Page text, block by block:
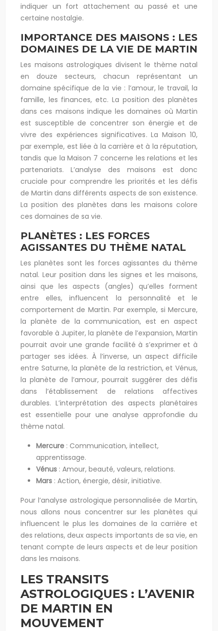
indiquer un fort attachement au passé et une
certaine nostalgie.
IMPORTANCE DES MAISONS : LES
DOMAINES DE LA VIE DE MARTIN
Les maisons astrologiques divisent le thème natal
en douze secteurs, chacun représentant un
domaine spécifique de la vie : l’amour, le travail, la
famille, les finances, etc. La position des planètes
dans ces maisons indique les domaines où Martin
est susceptible de concentrer son énergie et de
vivre des expériences significatives. La Maison 10,
par exemple, est liée à la carrière et à la réputation,
tandis que la Maison 7 concerne les relations et les
partenariats. L’analyse des maisons est donc
cruciale pour comprendre les priorités et les défis
de Martin dans différents aspects de son existence.
La position des planètes dans les maisons colore
ces domaines de sa vie.
PLANÈTES : LES FORCES
AGISSANTES DU THÈME NATAL
Les planètes sont les forces agissantes du thème
natal. Leur position dans les signes et les maisons,
ainsi que les aspects (angles) qu’elles forment
entre elles, influencent la personnalité et le
comportement de Martin. Par exemple, si Mercure,
la planète de la communication, est en aspect
favorable à Jupiter, la planète de l’expansion, Martin
pourrait avoir une grande facilité à s’exprimer et à
partager ses idées. À l’inverse, un aspect difficile
entre Saturne, la planète de la restriction, et Vénus,
la planète de l’amour, pourrait suggérer des défis
dans l’établissement de relations affectives
durables. L’interprétation des aspects planétaires
est essentielle pour une analyse approfondie du
thème natal.
Mercure : Communication, intellect,
apprentissage.
Vénus : Amour, beauté, valeurs, relations.
Mars : Action, énergie, désir, initiative.
Pour l’analyse astrologique personnalisée de Martin,
nous allons nous concentrer sur les planètes qui
influencent le plus les domaines de la carrière et
des relations, deux aspects importants de sa vie, en
tenant compte de leurs aspects et de leur position
dans les maisons.
LES TRANSITS
ASTROLOGIQUES : L’AVENIR
DE MARTIN EN
MOUVEMENT